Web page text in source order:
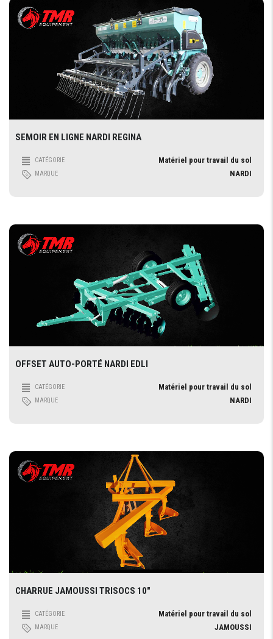
SEMOIR EN LIGNE NARDI REGINA
CATÉGORIE Matériel pour travail du sol
MARQUE NARDI
OFFSET AUTO-PORTÉ NARDI EDLI
CATÉGORIE Matériel pour travail du sol
MARQUE NARDI
CHARRUE JAMOUSSI TRISOCS 10″
CATÉGORIE Matériel pour travail du sol
MARQUE JAMOUSSI